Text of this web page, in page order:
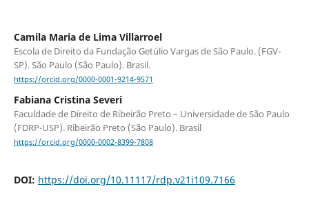
Camila Maria de Lima Villarroel
Escola de Direito da Fundação Getúlio Vargas de São Paulo. (FGV-
SP). São Paulo (São Paulo). Brasil.
https://orcid.org/0000-0001-9214-9571
Fabiana Cristina Severi
Faculdade de Direito de Ribeirão Preto – Universidade de São Paulo
(FDRP-USP). Ribeirão Preto (São Paulo). Brasil
https://orcid.org/0000-0002-8399-7808
DOI: https://doi.org/10.11117/rdp.v21i109.7166